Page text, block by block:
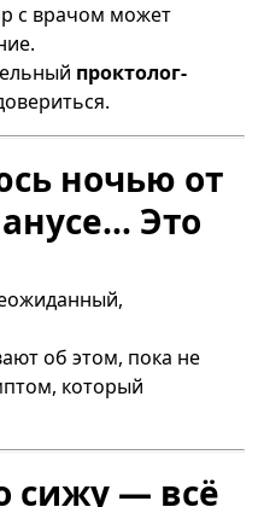
с врачом может
проктолог-
ночью от
Это
об этом, пока не
который
сижу — всё